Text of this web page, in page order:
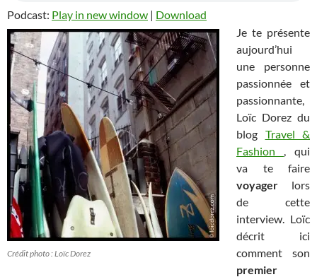
Podcast: Play in new window | Download
Crédit photo : Loïc Dorez
Je te présente
aujourd’hui
une personne
passionnée et
passionnante,
Loïc Dorez du
blog Travel &
Fashion , qui
va te faire
voyager lors
de cette
interview. Loïc
décrit ici
comment son
premier